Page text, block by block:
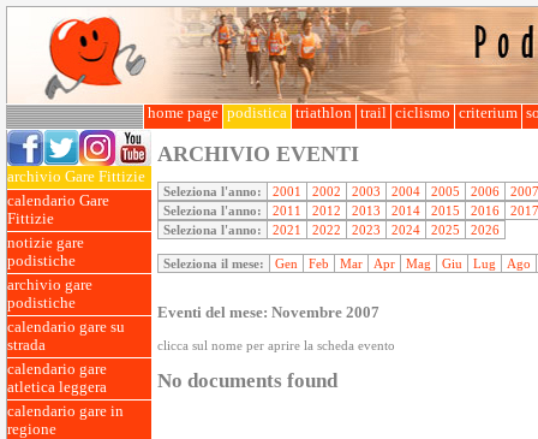
home page podistica triathlon trail ciclismo criterium
archivio Gare Fittizie
calendario Gare
Fittizie
notizie gare
podistiche
archivio gare
podistiche
calendario gare su
strada
calendario gare
atletica leggera
calendario gare in
regione
ARCHIVIO EVENTI
Seleziona l'anno: 2001 2002 2003 2004 2005 2006
2007
Seleziona l'anno:
2011 2012 2013 2014 2015 2016
2017
Seleziona l'anno:
2021 2022 2023 2024 2025 2026
Seleziona il mese: Gen Feb Mar Apr Mag Giu Lug Ago
Eventi del mese: Novembre 2007
clicca sul nome per aprire la scheda evento
No documents found